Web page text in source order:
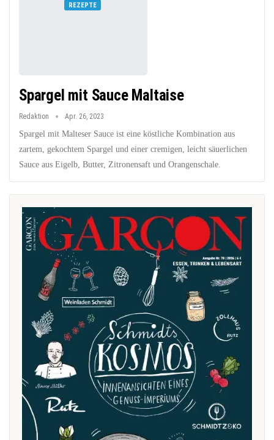
REZEPTE
Spargel mit Sauce Maltaise
Redaktion Apr. 26, 2023
Spargel mit Malteser Sauce ist eine köstliche Kombination aus
zartem, gekochtem Spargel und einer cremigen, leicht säuerlichen
Sauce aus Eigelb, Butter, Zitronensaft und Orangenschale.